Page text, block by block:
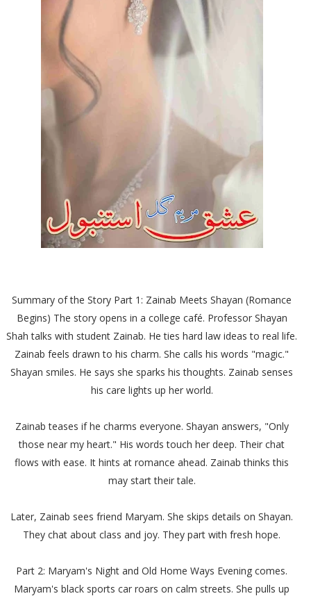
Summary of the Story Part 1: Zainab Meets Shayan (Romance
Begins) The story opens in a college café. Professor Shayan
Shah talks with student Zainab. He ties hard law ideas to real life.
Zainab feels drawn to his charm. She calls his words "magic."
Shayan smiles. He says she sparks his thoughts. Zainab senses
his care lights up her world.
Zainab teases if he charms everyone. Shayan answers, "Only
those near my heart." His words touch her deep. Their chat
flows with ease. It hints at romance ahead. Zainab thinks this
may start their tale.
Later, Zainab sees friend Maryam. She skips details on Shayan.
They chat about class and joy. They part with fresh hope.
Part 2: Maryam's Night and Old Home Ways Evening comes.
Maryam's black sports car roars on calm streets. She pulls up